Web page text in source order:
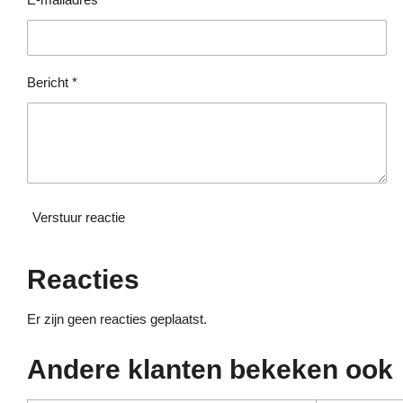
Bericht *
Verstuur reactie
Reacties
Er zijn geen reacties geplaatst.
Andere klanten bekeken ook